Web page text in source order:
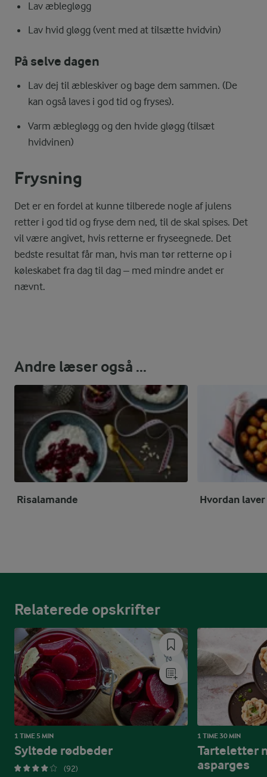
Lav æblegløgg
Lav hvid gløgg (vent med at tilsætte hvidvin)
På selve dagen
Lav dej til æbleskiver og bage dem sammen. (De
kan også laves i god tid og fryses).
Varm æblegløgg og den hvide gløgg (tilsæt
hvidvinen)
Frysning
Det er en fordel at kunne tilberede nogle af julens
retter i god tid og fryse dem ned, til de skal spises. Det
vil være angivet, hvis retterne er fryseegnede. Det
bedste resultat får man, hvis man tør retterne op i
køleskabet fra dag til dag – med mindre andet er
nævnt.
Andre læser også ...
Risalamande Hvordan
Relaterede opskrifter
1 TIME 5 MIN
Syltede rødbeder
(92)
1 TIME 30 MIN
Tarteletter
asparges